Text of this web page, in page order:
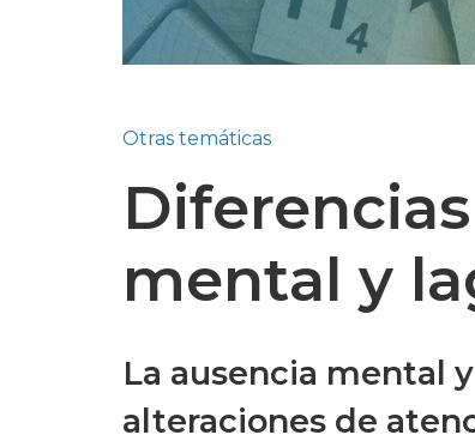
Otras temáticas
mental y
La ausencia mental
alteraciones de